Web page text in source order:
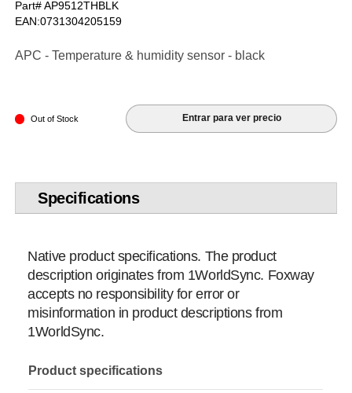
Part# AP9512THBLK
EAN:0731304205159
APC - Temperature & humidity sensor - black
Out of Stock Entrar para ver precio
Specifications
Native product specifications. The product
description originates from 1WorldSync. Foxway
accepts no responsibility for error or
misinformation in product descriptions from
1WorldSync.
Product specifications